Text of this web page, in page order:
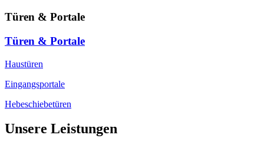
Türen & Portale
Türen & Portale
Haustüren
Eingangsportale
Hebeschiebetüren
Unsere Leistungen